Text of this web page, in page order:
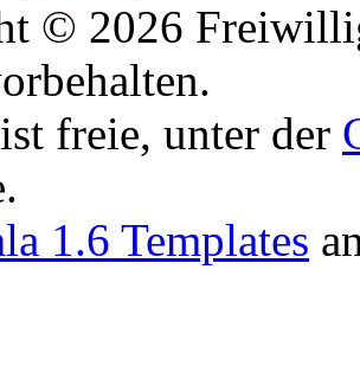
© 2026
ist freie, unter der
1.6 Templates